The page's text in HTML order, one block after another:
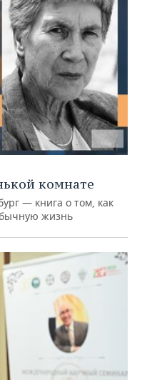
комнате
— книга о том, как
жизнь